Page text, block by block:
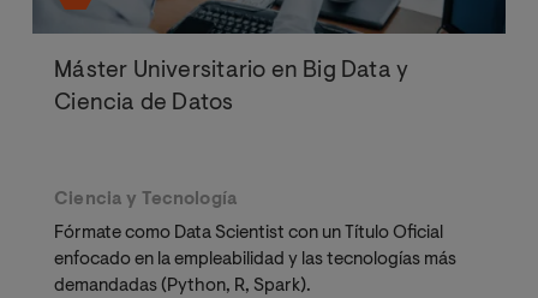
Máster Universitario en Big Data y
Ciencia de Datos
Ciencia y Tecnología
Fórmate como Data Scientist con un Título Oficial
enfocado en la empleabilidad y las tecnologías más
demandadas (Python, R, Spark).